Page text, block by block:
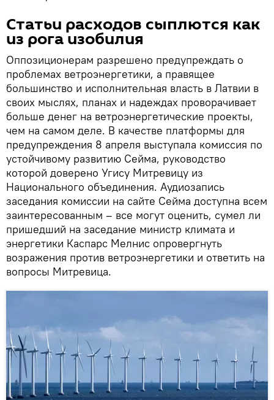
Статьи расходов сыплются как
из рога изобилия
Оппозиционерам разрешено предупреждать о
проблемах ветроэнергетики, а правящее
большинство и исполнительная власть в Латвии в
своих мыслях, планах и надеждах проворачивает
больше денег на ветроэнергетические проекты,
чем на самом деле. В качестве платформы для
предупреждения 8 апреля выступала комиссия по
устойчивому развитию Сейма, руководство
которой доверено Угису Митревицу из
Национального объединения. Аудиозапись
заседания комиссии на сайте Сейма доступна всем
заинтересованным – все могут оценить, сумел ли
пришедший на заседание министр климата и
энергетики Каспарс Мелнис опровергнуть
возражения против ветроэнергетики и ответить на
вопросы Митревица.